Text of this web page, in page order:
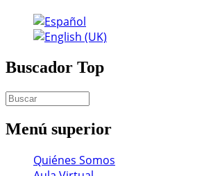
Buscador Top
Menú superior
Quiénes Somos